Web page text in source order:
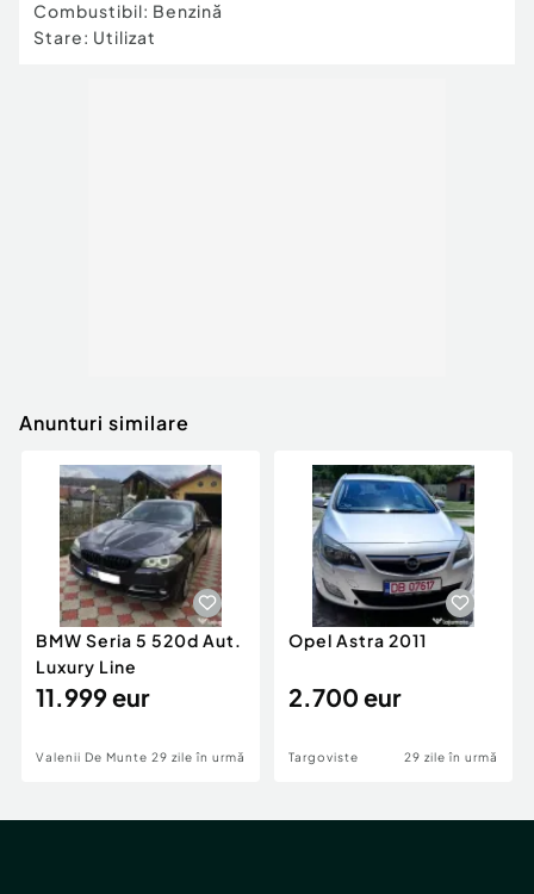
Combustibil: Benzină
Stare: Utilizat
Anunturi similare
BMW Seria 5 520d Aut.
Luxury Line
11.999 eur
Valenii De Munte 29 zile în urmă
Opel Astra 2011
2.700 eur
Targoviste 29 zile în urmă